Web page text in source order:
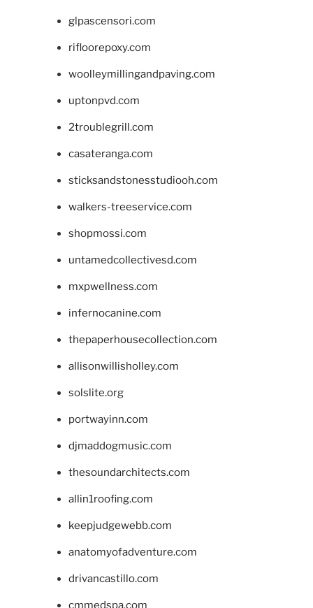
glpascensori.com
rifloorepoxy.com
woolleymillingandpaving.com
uptonpvd.com
2troublegrill.com
casateranga.com
sticksandstonesstudiooh.com
walkers-treeservice.com
shopmossi.com
untamedcollectivesd.com
mxpwellness.com
infernocanine.com
thepaperhousecollection.com
allisonwillisholley.com
solslite.org
portwayinn.com
djmaddogmusic.com
thesoundarchitects.com
allin1roofing.com
keepjudgewebb.com
anatomyofadventure.com
drivancastillo.com
cmmedspa.com